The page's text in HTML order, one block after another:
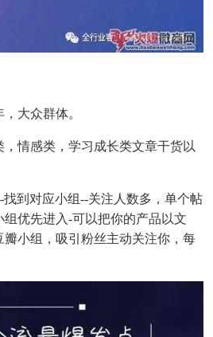
大众群体。
情感类，学习成长类文章干货以
到对应小组--关注人数多，单个帖
优先进入-可以把你的产品以文
小组，吸引粉丝主动关注你，每